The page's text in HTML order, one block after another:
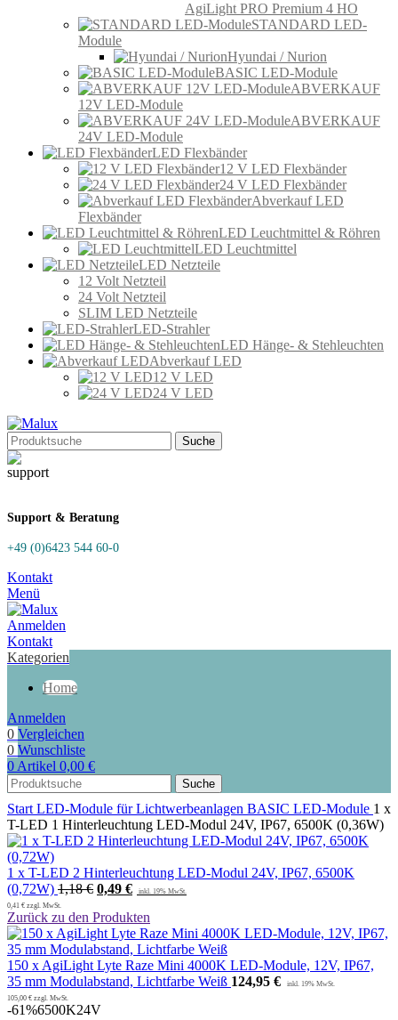
AgiLight PRO Premium 4 HO
STANDARD LED-
Module
Hyundai / Nurion
BASIC LED-Module
ABVERKAUF
12V LED-Module
ABVERKAUF
24V LED-Module
LED Flexbänder
12 V LED Flexbänder
24 V LED Flexbänder
Abverkauf LED
Flexbänder
LED Leuchtmittel & Röhren
LED Leuchtmittel
LED Netzteile
12 Volt Netzteil
24 Volt Netzteil
SLIM LED Netzteile
LED-Strahler
LED Hänge- & Stehleuchten
Abverkauf LED
12 V LED
24 V LED
Suche
Support & Beratung
+49 (0)6423 544 60-0
Kontakt
Menü
Anmelden
Kontakt
Kategorien
Home
Anmelden
0 Vergleichen
0 Wunschliste
0 Artikel 0,00 €
Suche
Start LED-Module für Lichtwerbeanlagen BASIC LED-Module 1 x
T-LED 1 Hinterleuchtung LED-Modul 24V, IP67, 6500K (0,36W)
1 x T-LED 2 Hinterleuchtung LED-Modul 24V, IP67, 6500K
(0,72W) 1,18€ Ursprünglicher
war:
1,18 €
0,49 €
0,49 €.
0,41 € zzgl. MwSt.
Zurück zu den Produkten
150 x AgiLight Lyte Raze Mini 4000K LED-Module, 12V, IP67,
35 mm Modulabstand, Lichtfarbe Weiß 124,95 €
105,00 € zzgl. MwSt.
-61%6500K24V